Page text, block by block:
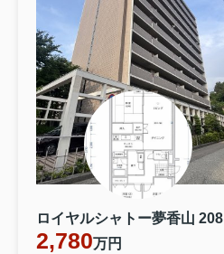
ロイヤルシャトー夢香山 208
2,780万円